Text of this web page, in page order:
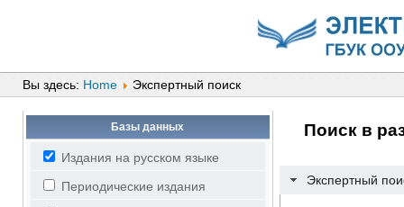
Вы здесь: Home Экспертный поиск
Базы данных
Издания на русском языке
Периодические издания
Поиск в
Экспертный